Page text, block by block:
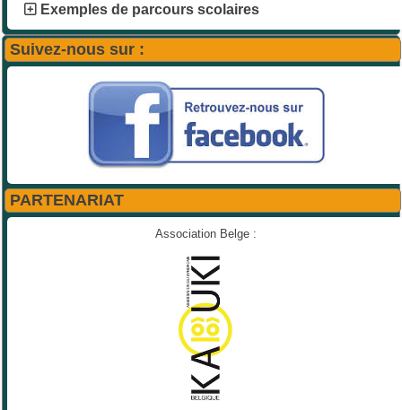
Exemples de parcours scolaires
Suivez-nous sur :
PARTENARIAT
Association Belge :